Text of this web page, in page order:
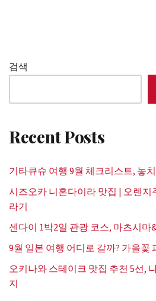
검색
Recent Posts
기타큐슈 여행 9월 체크리스트, 놓
시즈오카 니혼다이라 맛집 | 오렌지
라기
센다이 1박2일 관광 코스, 마츠시마
9월 일본 여행 어디로 갈까? 가을꽃
오키나와 스테이크 맛집 추천 5선,
지